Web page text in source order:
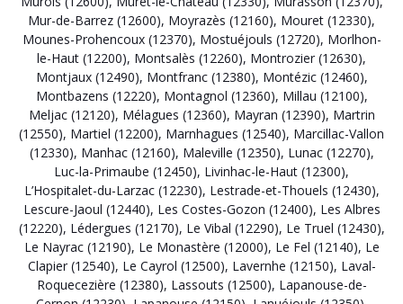
Mur-de-Barrez (12600), Moyrazès (12160), Mouret (12330),
Mounes-Prohencoux (12370), Mostuéjouls (12720), Morlhon-
le-Haut (12200), Montsalès (12260), Montrozier (12630),
Montjaux (12490), Montfranc (12380), Montézic (12460),
Montbazens (12220), Montagnol (12360), Millau (12100),
Meljac (12120), Mélagues (12360), Mayran (12390), Martrin
(12550), Martiel (12200), Marnhagues (12540), Marcillac-Vallon
(12330), Manhac (12160), Maleville (12350), Lunac (12270),
Luc-la-Primaube (12450), Livinhac-le-Haut (12300),
L’Hospitalet-du-Larzac (12230), Lestrade-et-Thouels (12430),
Lescure-Jaoul (12440), Les Costes-Gozon (12400), Les Albres
(12220), Lédergues (12170), Le Vibal (12290), Le Truel (12430),
Le Nayrac (12190), Le Monastère (12000), Le Fel (12140), Le
Clapier (12540), Le Cayrol (12500), Lavernhe (12150), Laval-
Roquecezière (12380), Lassouts (12500), Lapanouse-de-